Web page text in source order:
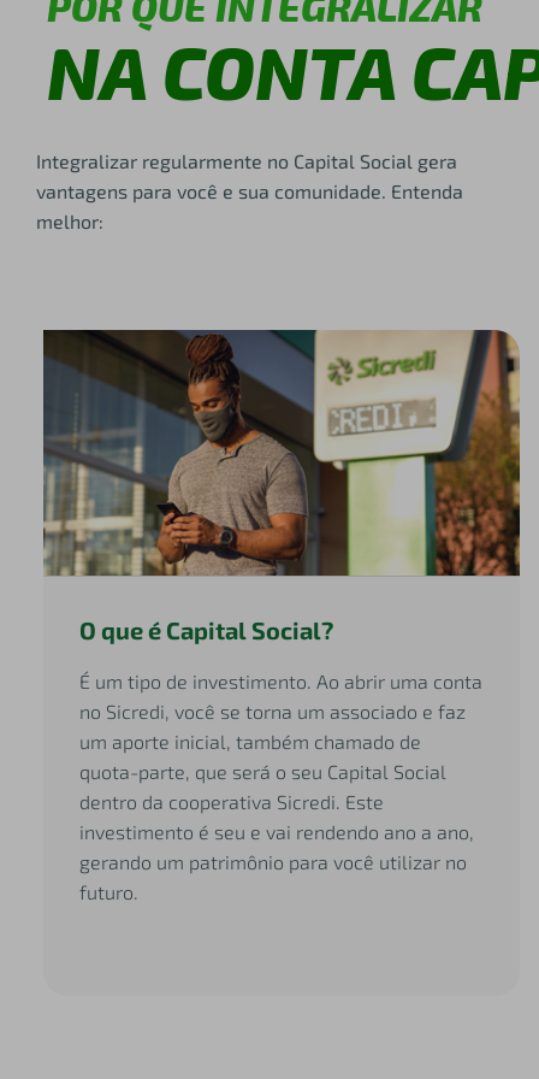
NA CONTA
Integralizar regularmente no Capital Social gera
vantagens para você e sua comunidade. Entenda
melhor:
O que é Capital Social?
É um tipo de investimento. Ao abrir uma conta
no Sicredi, você se torna um associado e faz
um aporte inicial, também chamado de
quota-parte, que será o seu Capital Social
dentro da cooperativa Sicredi. Este
investimento é seu e vai rendendo ano a ano,
gerando um patrimônio para você utilizar no
futuro.